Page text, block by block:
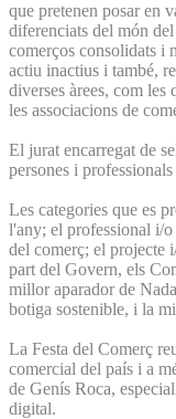
que pretenen posar en
diferenciats del món
comerços consolidats i
actiu inactius i també,
diverses àrees, com les
les associacions de
El jurat encarregat de
persones i
Les categories que es
l'any; el professional i/
del comerç; el projecte
part del Govern, els
millor aparador de
botiga sostenible, i la
La Festa del Comerç
comercial del país i a
de Genís Roca,
digital.